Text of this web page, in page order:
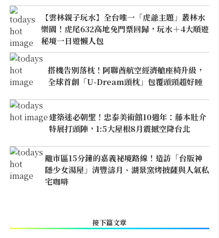
【雲林親子玩水】全台唯一「虎爺主題」叢林水
樂園！虎尾632高地免門票回歸，玩水＋4大順遊
秘境一日遊懶人包
搭機告別落枕！阿聯酋航空經濟艙座椅升級，
全球首創「U-Dream頭枕」包覆頭頸超好睡
建築迷必朝聖！忠泰美術館10週年：藤本壯介
特展打頭陣，1:5大屋根8月震撼空降台北
離市區15分鐘的嘉義祕境路線！造訪「台版神
隱少女湯屋」清豐濤月、湖景窯烤披薩與人氣私
宅咖啡
接下篇文章